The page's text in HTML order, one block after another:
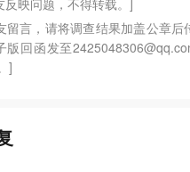
反映问题，不得转载。]
留言，请将调查结果加盖公章
版回函发至
]